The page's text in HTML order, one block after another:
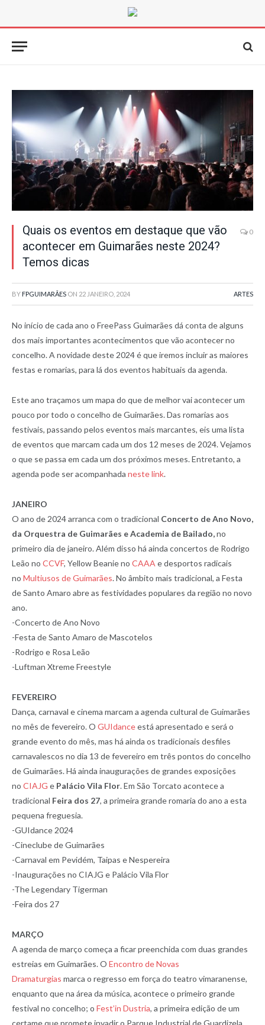
Quais os eventos em destaque que vão
acontecer em Guimarães neste 2024?
Temos dicas
0
BY FPGUIMARÃES ON 22 JANEIRO, 2024 ARTES
No início de cada ano o FreePass Guimarães dá conta de alguns
dos mais importantes acontecimentos que vão acontecer no
concelho. A novidade deste 2024 é que iremos incluir as maiores
festas e romarias, para lá dos eventos habituais da agenda.
Este ano traçamos um mapa do que de melhor vai acontecer um
pouco por todo o concelho de Guimarães. Das romarias aos
festivais, passando pelos eventos mais marcantes, eis uma lista
de eventos que marcam cada um dos 12 meses de 2024. Vejamos
o que se passa em cada um dos próximos meses. Entretanto, a
agenda pode ser acompanhada neste link.
JANEIRO
O ano de 2024 arranca com o tradicional Concerto de Ano Novo,
da Orquestra de Guimarães e Academia de Bailado,no
primeiro dia de janeiro. Além disso há ainda concertos de Rodrigo
Leão no CCVF, Yellow Beanie no CAAA e desportos radicais
no Multiusos de Guimarães. No âmbito mais tradicional, a Festa
de Santo Amaro abre as festividades populares da região no novo
ano.
-Concerto de Ano Novo
-Festa de Santo Amaro de Mascotelos
-Rodrigo e Rosa Leão
-Luftman Xtreme Freestyle
FEVEREIRO
Dança, carnaval e cinema marcam a agenda cultural de Guimarães
no mês de fevereiro. O GUIdanceestá apresentado e será o
grande evento do mês, mas há ainda os tradicionais desfiles
carnavalescos no dia 13 de fevereiro em três pontos do concelho
de Guimarães. Há ainda inaugurações de grandes exposições
no CIAJG e Palácio Vila Flor. Em São Torcato acontece a
tradicional Feira dos 27, a primeira grande romaria do ano a esta
pequena freguesia.
-GUIdance 2024
-Cineclube de Guimarães
-Carnaval em Pevidém, Taipas e Nespereira
-Inaugurações no CIAJG e Palácio Vila Flor
-The Legendary Tigerman
-Feira dos 27
MARÇO
A agenda de março começa a ficar preenchida com duas grandes
estreias em Guimarães. O Encontro de Novas
Dramaturgias marca o regresso em força do teatro vimaranense,
enquanto que na área da música, acontece o primeiro grande
festival no concelho; o Fest’in Dustria, a primeira edição de um
certame que promete invadir o Parque Industrial de Guardizela